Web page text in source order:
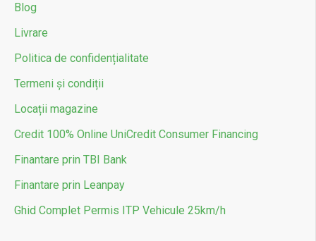
Blog
Livrare
Politica de confidențialitate
Termeni și condiții
Locații magazine
Credit 100% Online UniCredit Consumer Financing
Finantare prin TBI Bank
Finantare prin Leanpay
Ghid Complet Permis ITP Vehicule 25km/h